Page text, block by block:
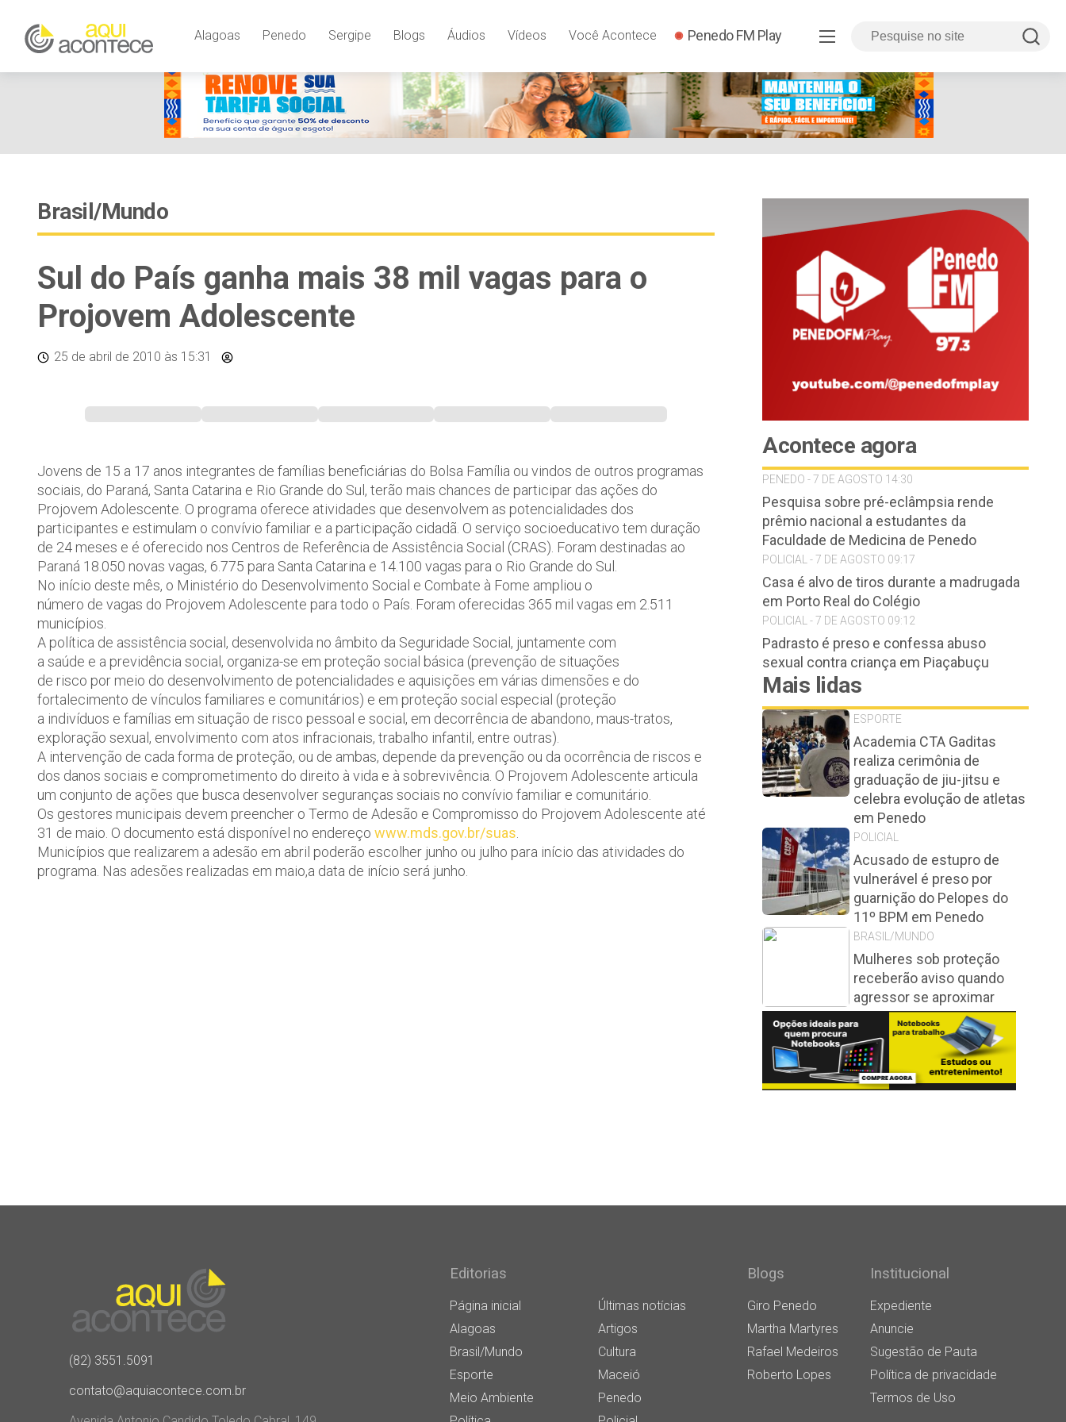
Alagoas Penedo Sergipe Blogs Áudios Vídeos Você Acontece Penedo FM Play
Brasil/Mundo
Sul do País ganha mais 38 mil vagas para o
Projovem Adolescente
25 de abril de 2010 às 15:31
Jovens de 15 a 17 anos integrantes de famílias beneficiárias do Bolsa Família ou vindos de outros programas
sociais, do Paraná, Santa Catarina e Rio Grande do Sul, terão mais chances de participar das ações do
Projovem Adolescente. O programa oferece atividades que desenvolvem as potencialidades dos
participantes e estimulam o convívio familiar e a participação cidadã. O serviço socioeducativo tem duração
de 24 meses e é oferecido nos Centros de Referência de Assistência Social (CRAS). Foram destinadas ao
Paraná 18.050 novas vagas, 6.775 para Santa Catarina e 14.100 vagas para o Rio Grande do Sul.
No início deste mês, o Ministério do Desenvolvimento Social e Combate à Fome ampliou o
número de vagas do Projovem Adolescente para todo o País. Foram oferecidas 365 mil vagas em 2.511
municípios.
A política de assistência social, desenvolvida no âmbito da Seguridade Social, juntamente com
a saúde e a previdência social, organiza-se em proteção social básica (prevenção de situações
de risco por meio do desenvolvimento de potencialidades e aquisições em várias dimensões e do
fortalecimento de vínculos familiares e comunitários) e em proteção social especial (proteção
a indivíduos e famílias em situação de risco pessoal e social, em decorrência de abandono, maus-tratos,
exploração sexual, envolvimento com atos infracionais, trabalho infantil, entre outras).
A intervenção de cada forma de proteção, ou de ambas, depende da prevenção ou da ocorrência de riscos e
dos danos sociais e comprometimento do direito à vida e à sobrevivência. O Projovem Adolescente articula
um conjunto de ações que busca desenvolver seguranças sociais no convívio familiar e comunitário.
Os gestores municipais devem preencher o Termo de Adesão e Compromisso do Projovem Adolescente até
31 de maio. O documento está disponível no endereço www.mds.gov.br/suas
Municípios que realizarem a adesão em abril poderão escolher junho ou julho para início das atividades do
programa. Nas adesões realizadas em maio,a data de início será junho.
Acontece agora
PENEDO - 7 DE AGOSTO 14:30
Pesquisa sobre pré-eclâmpsia rende
prêmio nacional a estudantes da
Faculdade de Medicina de Penedo
POLICIAL - 7 DE AGOSTO 09:17
Casa é alvo de tiros durante a madrugada
em Porto Real do Colégio
POLICIAL - 7 DE AGOSTO 09:12
Padrasto é preso e confessa abuso
sexual contra criança em Piaçabuçu
Mais lidas
ESPORTE
Academia CTA Gaditas
realiza cerimônia de
graduação de jiu-jitsu e
celebra evolução de atletas
em Penedo
POLICIAL
Acusado de estupro de
vulnerável é preso por
guarnição do Pelopes do
11º BPM em Penedo
BRASIL/MUNDO
Mulheres sob proteção
receberão aviso quando
agressor se aproximar
(82) 3551.5091
contato@aquiacontece.com.br
Editorias
Página inicial
Últimas notícias
Alagoas
Artigos
Brasil/Mundo
Cultura
Esporte
Maceió
Meio Ambiente
Penedo
Blogs
Giro Penedo
Martha Martyres
Rafael Medeiros
Roberto Lopes
Institucional
Expediente
Anuncie
Sugestão de Pauta
Política de privacidade
Termos de Uso